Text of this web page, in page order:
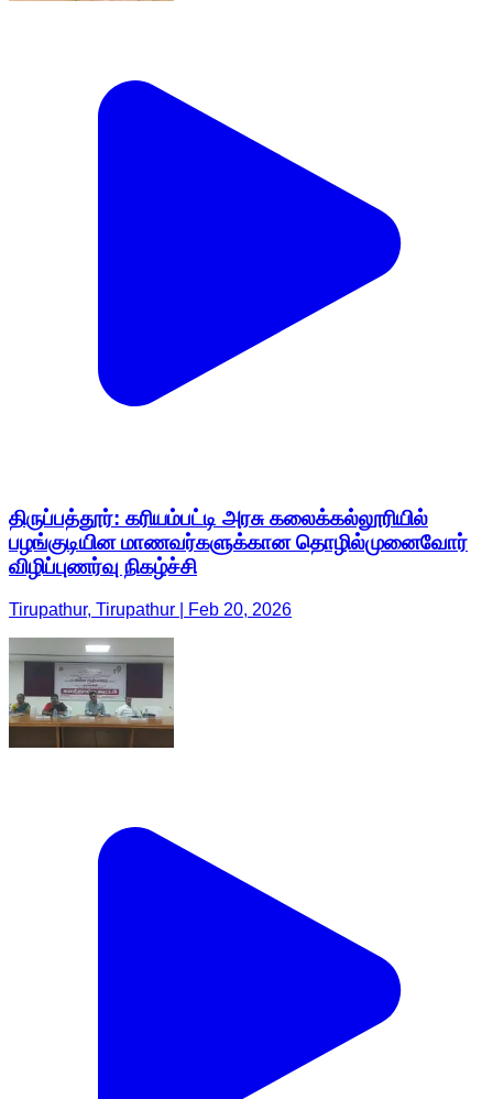
திருப்பத்தூர்: கரியம்பட்டி அரசு கலைக்கல்லூரியில்
பழங்குடியின மாணவர்களுக்கான தொழில்முனைவோர்
விழிப்புணர்வு நிகழ்ச்சி
Tirupathur, Tirupathur | Feb 20, 2026